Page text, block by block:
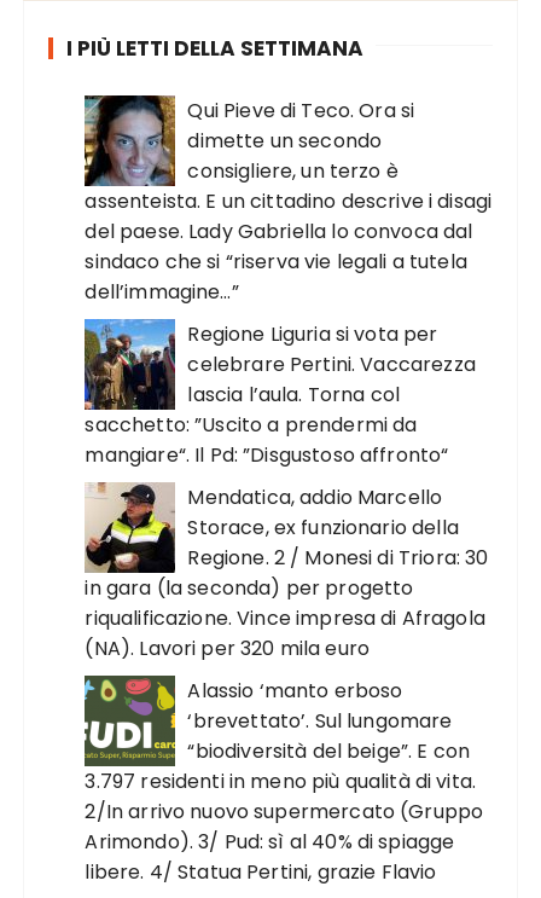
I PIÙ LETTI DELLA SETTIMANA
Qui Pieve di Teco. Ora si
dimette un secondo
consigliere, un terzo è
assenteista. E un cittadino descrive i disagi
del paese. Lady Gabriella lo convoca dal
sindaco che si “riserva vie legali a tutela
dell’immagine…”
Regione Liguria si vota per
celebrare Pertini. Vaccarezza
lascia l’aula. Torna col
sacchetto: ”Uscito a prendermi da
mangiare“. Il Pd: ”Disgustoso affronto“
Mendatica, addio Marcello
Storace, ex funzionario della
Regione. 2 / Monesi di Triora: 30
in gara (la seconda) per progetto
riqualificazione. Vince impresa di Afragola
(NA). Lavori per 320 mila euro
Alassio ‘manto erboso
‘brevettato’. Sul lungomare
“biodiversità del beige”. E con
3.797 residenti in meno più qualità di vita.
2/In arrivo nuovo supermercato (Gruppo
Arimondo). 3/ Pud: sì al 40% di spiagge
libere. 4/ Statua Pertini, grazie Flavio